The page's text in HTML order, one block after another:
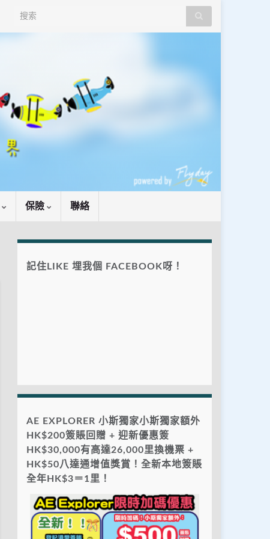
Search for:
保險 聯絡
記住LIKE 埋我個 FACEBOOK呀！
AE EXPLORER 小斯獨家小斯獨家額外
HK$200簽賬回贈 + 迎新優惠簽
HK$30,000有高達26,000里換機票 +
HK$50八達通增值獎賞！全新本地簽賬
全年HK$3＝1里！